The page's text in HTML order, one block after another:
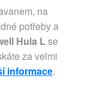
na
potřeby a
Hula Lse
za velmi
informace.